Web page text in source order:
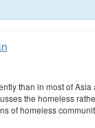
than in most of
the homeless
of homeless